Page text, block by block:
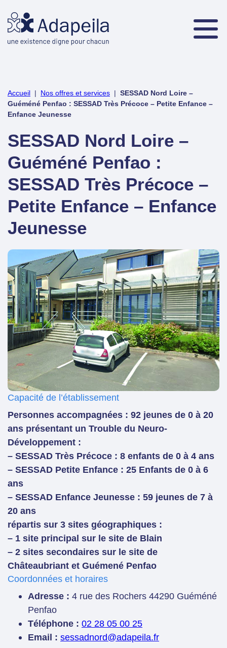
Accueil | Nos offres et services | SESSAD Nord Loire –
Guéméné Penfao : SESSAD Très Précoce – Petite Enfance –
Enfance Jeunesse
SESSAD Nord Loire –
Guéméné Penfao :
SESSAD Très Précoce –
Petite Enfance – Enfance
Jeunesse
Capacité de l’établissement
Personnes accompagnées : 92 jeunes de 0 à 20
ans présentant un Trouble du Neuro-
Développement :
– SESSAD Très Précoce : 8 enfants de 0 à 4 ans
– SESSAD Petite Enfance : 25 Enfants de 0 à 6
ans
– SESSAD Enfance Jeunesse : 59 jeunes de 7 à
20 ans
répartis sur 3 sites géographiques :
– 1 site principal sur le site de Blain
– 2 sites secondaires sur le site de
Châteaubriant et Guémené Penfao
Coordonnées et horaires
Adresse : 4 rue des Rochers 44290 Guéméné
Penfao
Téléphone : 02 28 05 00 25
Email : sessadnord@adapeila.fr